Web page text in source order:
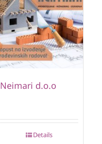
Neimari d.o.o
Details